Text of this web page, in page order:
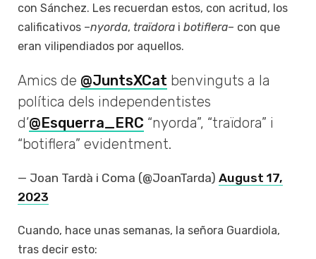
con Sánchez. Les recuerdan estos, con acritud, los
calificativos –nyorda, traïdora i botiflera– con que
eran vilipendiados por aquellos.
Amics de @JuntsXCat benvinguts a la
política dels independentistes
d’@Esquerra_ERC “nyorda”, “traïdora” i
“botiflera” evidentment.
— Joan Tardà i Coma (@JoanTarda) August 17,
2023
Cuando, hace unas semanas, la señora Guardiola,
tras decir esto: